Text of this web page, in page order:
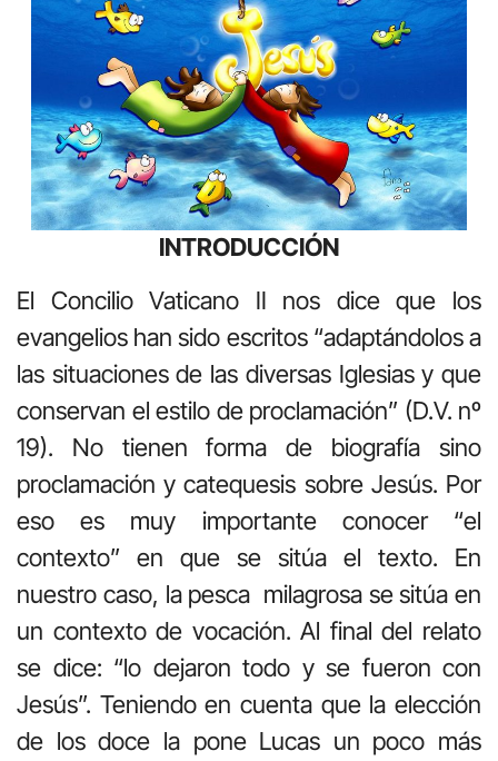
INTRODUCCIÓN
El Concilio Vaticano II nos dice que los
evangelios han sido escritos “adaptándolos a
las situaciones de las diversas Iglesias y que
conservan el estilo de proclamación” (D.V. nº
19). No tienen forma de biografía sino
proclamación y catequesis sobre Jesús. Por
eso es muy importante conocer “el
contexto” en que se sitúa el texto. En
nuestro caso, la pesca milagrosa se sitúa en
un contexto de vocación. Al final del relato
se dice: “lo dejaron todo y se fueron con
Jesús”. Teniendo en cuenta que la elección
de los doce la pone Lucas un poco más